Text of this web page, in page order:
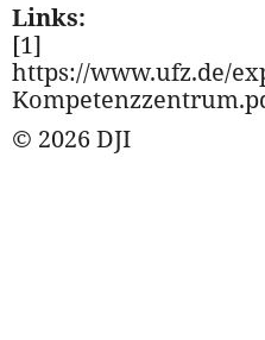
Links:
[1]
https://www.ufz.de/
© 2026 DJI